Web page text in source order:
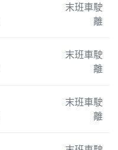
末班車駛
離
末班車駛
離
末班車駛
離